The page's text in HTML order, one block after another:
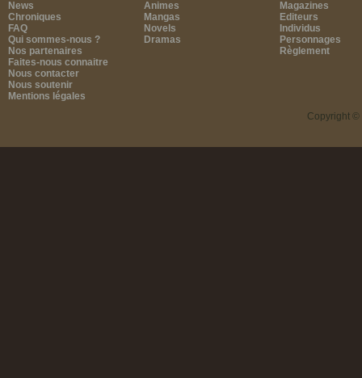
News
Chroniques
FAQ
Qui sommes-nous ?
Nos partenaires
Faites-nous connaitre
Nous contacter
Nous soutenir
Mentions légales
Animes
Mangas
Novels
Dramas
Magazines
Editeurs
Individus
Personnages
Règlement
Copyright ©